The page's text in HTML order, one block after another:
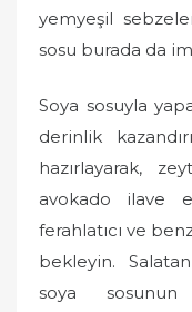
yemyeşil
sosu burada da
Soya sosuyla
derinlik
hazırlayarak,
avokado ilave
ferahlatıcı ve
bekleyin.
soya sosunun